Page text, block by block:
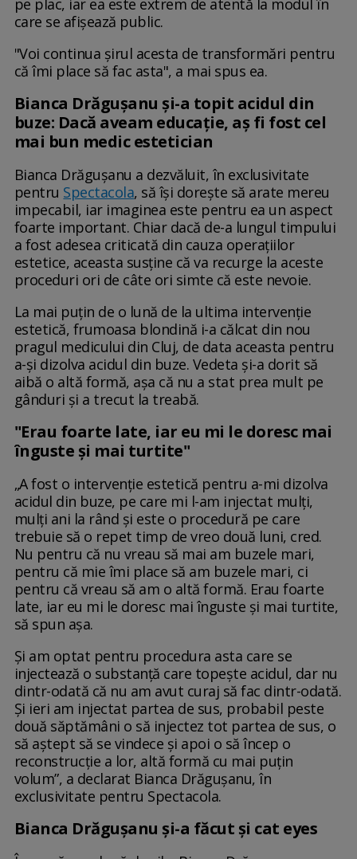
pe plac, iar ea este extrem de atentă la modul în
care se afișează public.
"Voi continua șirul acesta de transformări pentru
că îmi place să fac asta", a mai spus ea.
Bianca Drăgușanu și-a topit acidul din
buze: Dacă aveam educație, aș fi fost cel
mai bun medic estetician
Bianca Drăgușanu a dezvăluit, în exclusivitate
pentru Spectacola, să își dorește să arate mereu
impecabil, iar imaginea este pentru ea un aspect
foarte important. Chiar dacă de-a lungul timpului
a fost adesea criticată din cauza operațiilor
estetice, aceasta susține că va recurge la aceste
proceduri ori de câte ori simte că este nevoie.
La mai puțin de o lună de la ultima intervenție
estetică, frumoasa blondină i-a călcat din nou
pragul medicului din Cluj, de data aceasta pentru
a-și dizolva acidul din buze. Vedeta și-a dorit să
aibă o altă formă, așa că nu a stat prea mult pe
gânduri și a trecut la treabă.
"Erau foarte late, iar eu mi le doresc mai
înguste și mai turtite"
„A fost o intervenție estetică pentru a-mi dizolva
acidul din buze, pe care mi l-am injectat mulți,
mulți ani la rând și este o procedură pe care
trebuie să o repet timp de vreo două luni, cred.
Nu pentru că nu vreau să mai am buzele mari,
pentru că mie îmi place să am buzele mari, ci
pentru că vreau să am o altă formă. Erau foarte
late, iar eu mi le doresc mai înguste și mai turtite,
să spun așa.
Și am optat pentru procedura asta care se
injectează o substanță care topește acidul, dar nu
dintr-odată că nu am avut curaj să fac dintr-odată.
Și ieri am injectat partea de sus, probabil peste
două săptămâni o să injectez tot partea de sus, o
să aștept să se vindece și apoi o să încep o
reconstrucție a lor, altă formă cu mai puțin
volum”, a declarat Bianca Drăgușanu, în
exclusivitate pentru Spectacola.
Bianca Drăgușanu și-a făcut și cat eyes